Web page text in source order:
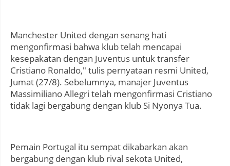
Manchester United dengan senang hati
mengonfirmasi bahwa klub telah mencapai
kesepakatan dengan Juventus untuk transfer
Cristiano Ronaldo," tulis pernyataan resmi United,
Jumat (27/8). Sebelumnya, manajer Juventus
Massimiliano Allegri telah mengonfirmasi Cristiano
tidak lagi bergabung dengan klub Si Nyonya Tua.
Pemain Portugal itu sempat dikabarkan akan
bergabung dengan klub rival sekota United,